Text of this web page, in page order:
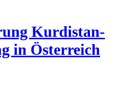
Kurdistan-
in Österreich